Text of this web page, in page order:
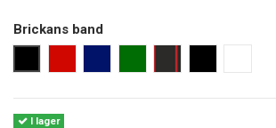
Brickans band
I lager